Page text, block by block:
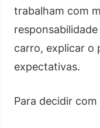
trabalham com
carro, explicar o
expectativas.
Para decidir